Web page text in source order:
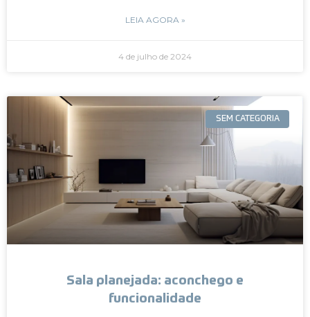
LEIA AGORA »
4 de julho de 2024
SEM CATEGORIA
Sala planejada: aconchego e
funcionalidade